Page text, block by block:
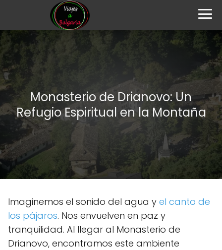
Monasterio de Drianovo: Un
Refugio Espiritual en la Montaña
Imaginemos el sonido del agua y el canto de
los pájaros. Nos envuelven en paz y
tranquilidad. Al llegar al Monasterio de
Drianovo, encontramos este ambiente